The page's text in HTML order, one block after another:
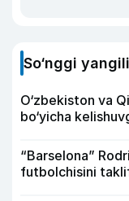
So‘nggi
O‘zbekiston va
bo‘yicha
“Barselona”
futbolchisini